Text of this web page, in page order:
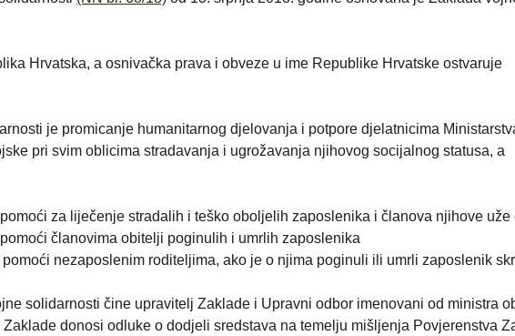
Hrvatska, a osnivačka prava i obveze u ime Republike Hrvatske ostvaruje
je promicanje humanitarnog djelovanja i potpore djelatnicima
pri svim oblicima stradavanja i ugrožavanja njihovog socijalnog statusa, a
za liječenje stradalih i teško oboljelih zaposlenika i članova njihove uže
članovima obitelji poginulih i umrlih zaposlenika
nezaposlenim roditeljima, ako je o njima poginuli ili umrli zaposlenik
solidarnosti čine upravitelj Zaklade i Upravni odbor imenovani od ministra
donosi odluke o dodjeli sredstava na temelju mišljenja Povjerenstva